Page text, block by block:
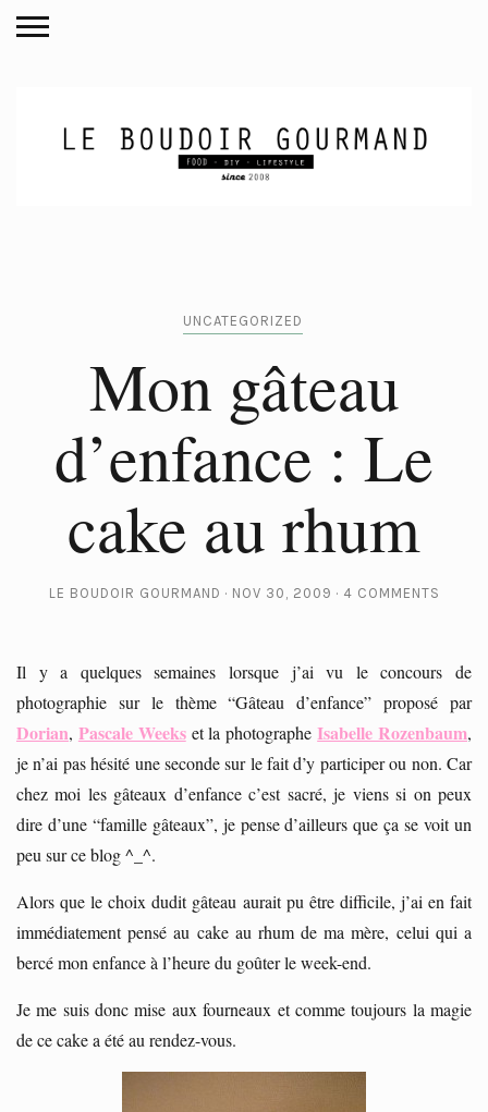
UNCATEGORIZED
Mon gâteau
d’enfance : Le
cake au rhum
LE BOUDOIR GOURMAND NOV 30, 2009 4 COMMENTS
Il y a quelques semaines lorsque j’ai vu le concours de
photographie sur le thème “Gâteau d’enfance” proposé par
Dorian, Pascale Weekset la photographeIsabelle Rozenbaum,
je n’ai pas hésité une seconde sur le fait d’y participer ou non. Car
chez moi les gâteaux d’enfance c’est sacré, je viens si on peux
dire d’une “famille gâteaux”, je pense d’ailleurs que ça se voit un
peu sur ce blog ^_^.
Alors que le choix dudit gâteau aurait pu être difficile, j’ai en fait
immédiatement pensé au cake au rhum de ma mère, celui qui a
bercé mon enfance à l’heure du goûter le week-end.
Je me suis donc mise aux fourneaux et comme toujours la magie
de ce cake a été au rendez-vous.